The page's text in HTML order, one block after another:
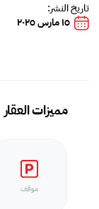
تاريخ النشر:
١٥ مارس ٢٠٢٥
مميزات العقار
موقف